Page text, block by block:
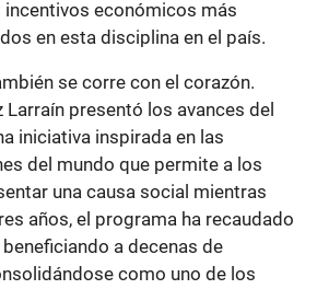
incentivos económicos más
en esta disciplina en el país.
se corre con el corazón.
Larraín presentó los avances del
iniciativa inspirada en las
del mundo que permite a los
una causa social mientras
años, el programa ha recaudado
beneficiando a decenas de
como uno de los